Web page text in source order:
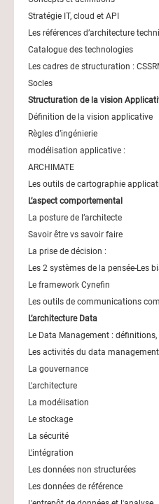
Stratégie IT, cloud et API
Les références d’architecture
Catalogue des technologies
Les cadres de structuration :
Socles
Structuration de la vision
Définition de la vision applicative
Règles d’ingénierie
modélisation applicative :
ARCHIMATE
Les outils de cartographie
L’aspect comportemental
La posture de l’architecte
Savoir être vs savoir faire
La prise de décision :
Les 2 systèmes de la pensée-Les
Le framework Cynefin
Les outils de communications
L’architecture Data
Le Data Management :
Les activités du data
La gouvernance
L'architecture
La modélisation
Le stockage
La sécurité
L'intégration
Les données non structurées
Les données de référence